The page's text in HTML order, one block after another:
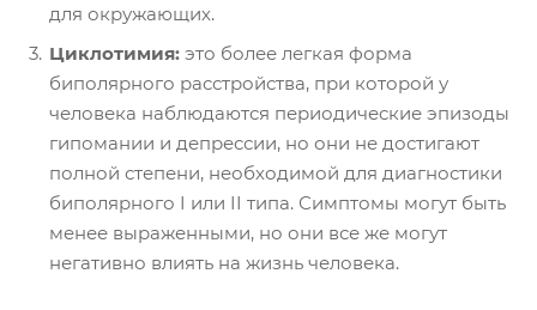
для окружающих.
Циклотимия: это более легкая форма
биполярного расстройства, при которой у
человека наблюдаются периодические эпизоды
гипомании и депрессии, но они не достигают
полной степени, необходимой для диагностики
биполярного I или II типа. Симптомы могут быть
менее выраженными, но они все же могут
негативно влиять на жизнь человека.